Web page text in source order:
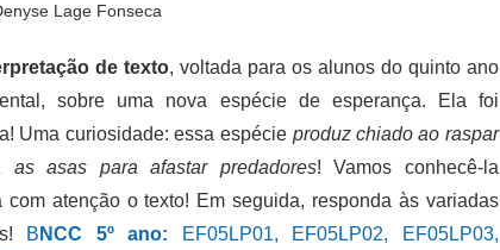
Lage Fonseca
de texto, voltada para os alunos do quinto ano
sobre uma nova espécie de esperança. Ela foi
Uma curiosidade: essa espécie produz chiado ao raspar
as asas para afastar predadores! Vamos conhecê-la
com atenção o texto! Em seguida, responda às variadas
B NCC 5º ano: EF05LP01, EF05LP02, EF05LP03,